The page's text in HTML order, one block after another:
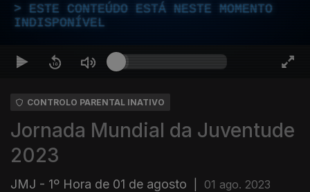
ESTE CONTEÚDO ESTÁ NESTE MOMENTO
INDISPONÍVEL
CONTROLO PARENTAL INATIVO
Jornada Mundial da Juventude
2023
JMJ - 1º Hora de 01 de agosto 01 ago. 2023